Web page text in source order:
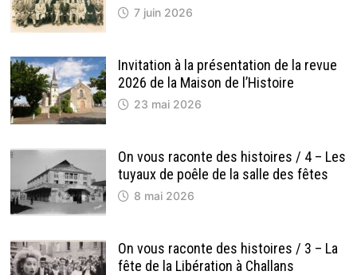
7 juin 2026
Invitation à la présentation de la revue
2026 de la Maison de l’Histoire
23 mai 2026
On vous raconte des histoires / 4 – Les
tuyaux de poêle de la salle des fêtes
8 mai 2026
On vous raconte des histoires / 3 – La
fête de la Libération à Challans